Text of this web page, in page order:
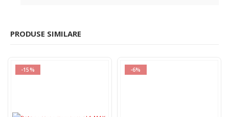
PRODUSE SIMILARE
-15% -6%